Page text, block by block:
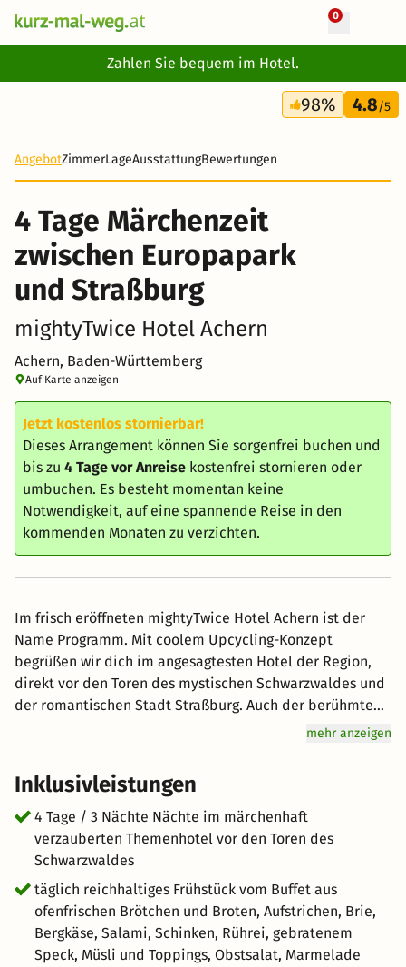
0
Zahlen Sie bequem im Hotel.
4 Tage
131 €
98% 4.8/5
AngebotZimmerLageAusstattungBewertungen
4 Tage Märchenzeit
zwischen Europapark
und Straßburg
mightyTwice Hotel Achern
Achern, Baden-Württemberg
Auf Karte anzeigen
Jetzt kostenlos stornierbar!
Dieses Arrangement können Sie sorgenfrei buchen und
bis zu 4 Tage vor Anreise kostenfrei stornieren oder
umbuchen. Es besteht momentan keine
Notwendigkeit, auf eine spannende Reise in den
kommenden Monaten zu verzichten.
Im frisch eröffneten mightyTwice Hotel Achern ist der
Name Programm. Mit coolem Upcycling-Konzept
begrüßen wir dich im angesagtesten Hotel der Region,
direkt vor den Toren des mystischen Schwarzwaldes und
der romantischen Stadt Straßburg. Auch der berühmte
Europapark ist von hier aus schnell für euch zu erreichen,
werden kann. Um gut gestärkt in viele spannende
Abenteuer zu starten, bekommst du nicht nur das wohl
beste Frühstück der Stadt, sondern genießt eine
gemütliche märchenhafte Atmosphäre inmitten ganz
besonderer Einrichtungsdetails. Die Lobby ist nicht
gleich Lobby, sondern vielmehr der Mittelpunkt des
Hauses. Hier ist alles herrlich unkompliziert!
mehr anzeigen
Inklusivleistungen
4 Tage / 3 Nächte Nächte im märchenhaft
verzauberten Themenhotel vor den Toren des
Schwarzwaldes
täglich reichhaltiges Frühstück vom Buffet aus
ofenfrischen Brötchen und Broten, Aufstrichen, Brie,
Bergkäse, Salami, Schinken, Rührei, gebratenem
Speck, Müsli und Toppings, Obstsalat, Marmelade